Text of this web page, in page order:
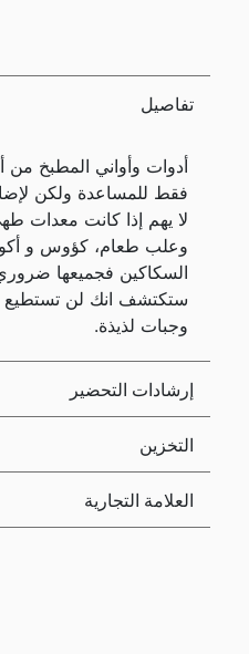
تفاصيل
أدوات وأواني المطبخ
فقط للمساعدة ولكن
لا يهم إذا كانت معدات
وعلب طعام، كؤوس و
السكاكين فجميعها
ستكتشف انك لن تستطيع
وجبات لذيذة.
إرشادات التحضير
التخزين
العلامة التجارية